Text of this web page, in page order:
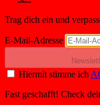
Trag dich ein und
E-Mail-Adresse
Hiermit stimme ich
Fast geschafft! Check